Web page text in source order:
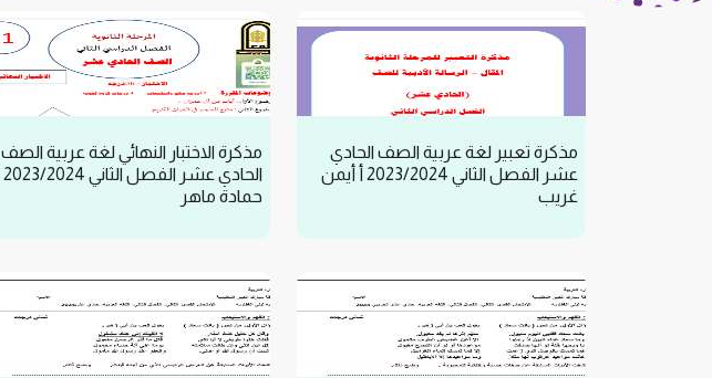
مذكرة تعبير لغة عربية الصف الحادي
عشر الفصل الثاني 2023/2024 أ أيمن
غريب
مذكرة الاختبار النهائي لغة عربية الصف
حمادة ماهر